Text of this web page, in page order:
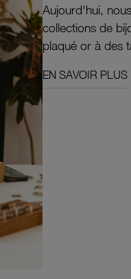
Aujourd'hui,
collections de
plaqué or à des
EN SAVOIR PLUS